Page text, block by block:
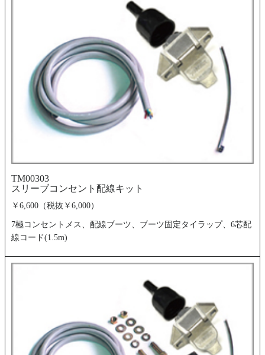
TM00303
スリーブコンセント配線キット
￥6,600（税抜￥6,000）
7極コンセントメス、配線ブーツ、ブーツ固定タイラップ、6芯配
線コード(1.5m)